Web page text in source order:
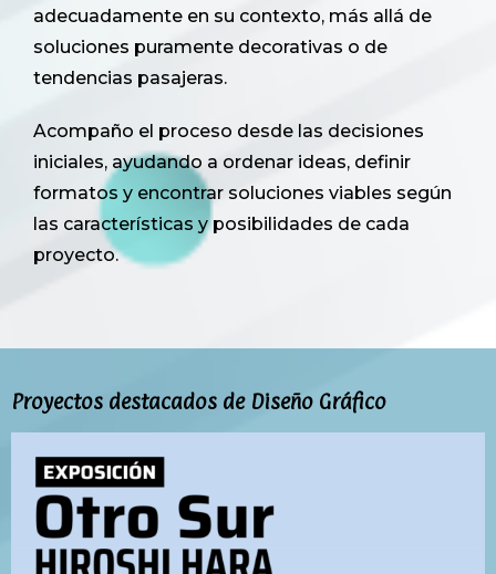
adecuadamente en su contexto, más allá de
soluciones puramente decorativas o de
tendencias pasajeras.
Acompaño el proceso desde las decisiones
iniciales, ayudando a ordenar ideas, definir
formatos y encontrar soluciones viables según
las características y posibilidades de cada
proyecto.
Proyectos destacados de Diseño Gráfico